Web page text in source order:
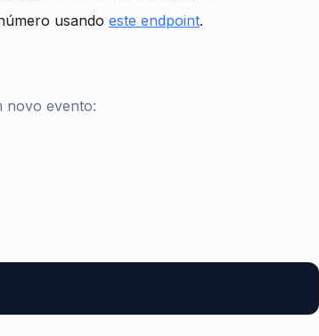
usando este endpoint.
novo evento: